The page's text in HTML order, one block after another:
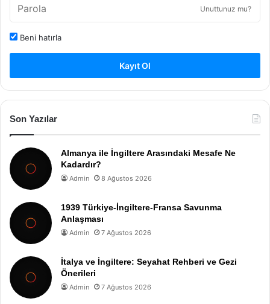
Unuttunuz mu?
Beni hatırla
Kayıt Ol
Son Yazılar
Almanya ile İngiltere Arasındaki Mesafe Ne
Kadardır?
Admin 8 Ağustos 2026
1939 Türkiye-İngiltere-Fransa Savunma
Anlaşması
Admin 7 Ağustos 2026
İtalya ve İngiltere: Seyahat Rehberi ve Gezi
Önerileri
Admin 7 Ağustos 2026